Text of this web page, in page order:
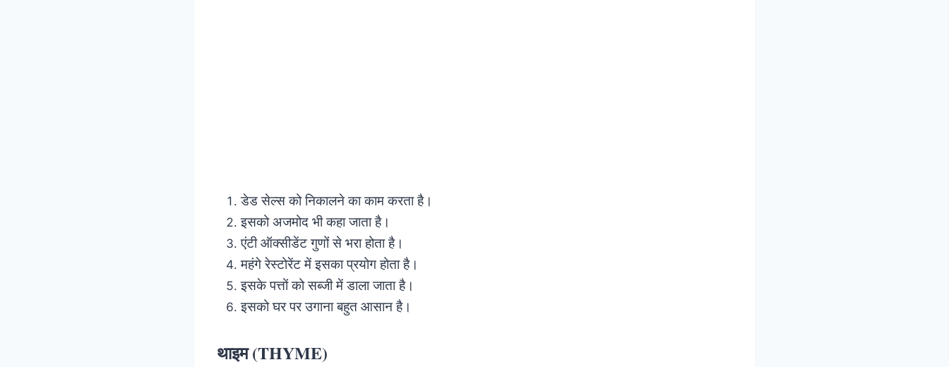
डेड सेल्स को निकालने का काम करता है।
इसको अजमोद भी कहा जाता है।
एंटी ऑक्सीडेंट गुणों से भरा होता है।
महंगे रेस्टोरेंट में इसका प्रयोग होता है।
इसके पत्तों को सब्जी में डाला जाता है।
इसको घर पर उगाना बहुत आसान है।
थाइम (THYME)